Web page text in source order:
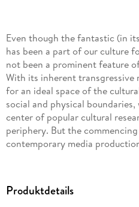
Even though the fantastic (in
has been a part of our culture
not been a prominent feature
With its inherent
for an ideal space of the
social and physical
center of popular cultural
periphery. But the
contemporary media
fairy tale to science fiction.
Produktdetails